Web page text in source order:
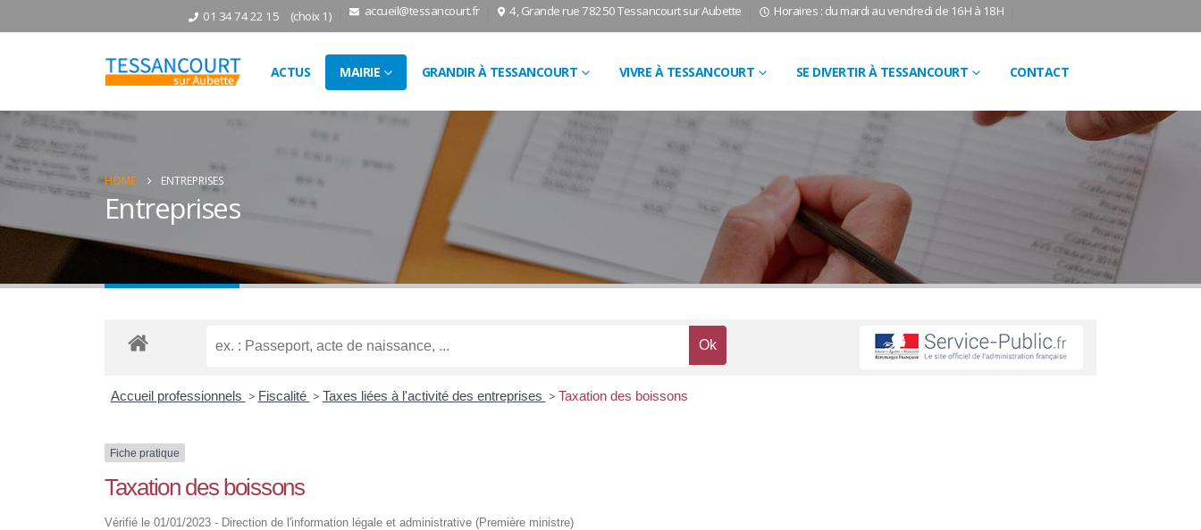
01 34 74 22 15 (choix 1) accueil@tessancourt.fr 4, Grande rue 78250 Tessancourt sur Aubette Horaires : du mardi au vendredi de 16H à 18H
ACTUS MAIRIE GRANDIR À TESSANCOURT VIVRE À TESSANCOURT SE DIVERTIR À TESSANCOURT CONTACT
HOME ENTREPRISES
Entreprises
Accueil professionnels > Fiscalité > Taxes liées à l'activité des entreprises > Taxation des boissons
Fiche pratique
Taxation des boissons
Vérifié le 01/01/2023 - Direction de l'information légale et administrative (Première ministre)